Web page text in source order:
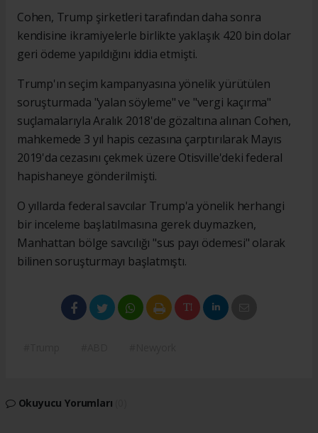
Cohen, Trump şirketleri tarafından daha sonra
kendisine ikramiyelerle birlikte yaklaşık 420 bin dolar
geri ödeme yapıldığını iddia etmişti.
Trump'ın seçim kampanyasına yönelik yürütülen
soruşturmada "yalan söyleme" ve "vergi kaçırma"
suçlamalarıyla Aralık 2018'de gözaltına alınan Cohen,
mahkemede 3 yıl hapis cezasına çarptırılarak Mayıs
2019'da cezasını çekmek üzere Otisville'deki federal
hapishaneye gönderilmişti.
O yıllarda federal savcılar Trump'a yönelik herhangi
bir inceleme başlatılmasına gerek duymazken,
Manhattan bölge savcılığı "sus payı ödemesi" olarak
bilinen soruşturmayı başlatmıştı.
Okuyucu Yorumları